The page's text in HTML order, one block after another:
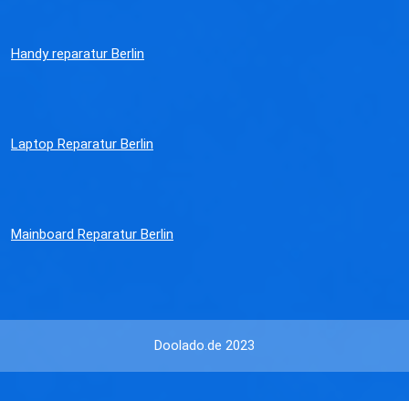
Handy reparatur Berlin
Laptop Reparatur Berlin
Mainboard Reparatur Berlin
Doolado.de 2023